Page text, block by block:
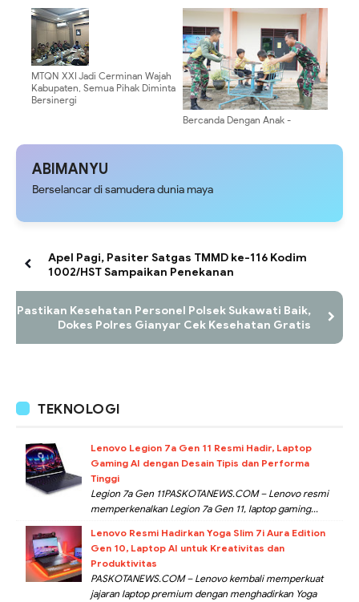
Gelar Penyuluhan Pendidikan
MTQN XXI Jadi Cerminan Wajah
Kabupaten, Semua Pihak Diminta
Bersinergi
Bercanda Dengan Anak -
Rindu Dengan Keluarga.
ABIMANYU
Berselancar di samudera dunia maya
Apel Pagi, Pasiter Satgas TMMD ke-116 Kodim
1002/HST Sampaikan Penekanan
Pastikan Kesehatan Personel Polsek Sukawati Baik,
Dokes Polres Gianyar Cek Kesehatan Gratis
TEKNOLOGI
Lenovo Legion 7a Gen 11 Resmi Hadir, Laptop
Gaming AI dengan Desain Tipis dan Performa
Tinggi
Legion 7a Gen 11PASKOTANEWS.COM – Lenovo resmi
memperkenalkan Legion 7a Gen 11, laptop gaming...
Lenovo Resmi Hadirkan Yoga Slim 7i Aura Edition
Gen 10, Laptop AI untuk Kreativitas dan
Produktivitas
PASKOTANEWS.COM – Lenovo kembali memperkuat
jajaran laptop premium dengan menghadirkan Yoga